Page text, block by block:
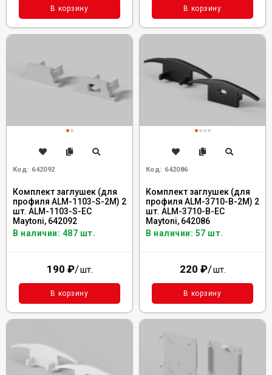
В корзину В корзину
Код: 642092
Комплект заглушек (для
профиля ALM-1103-S-2M) 2
шт. ALM-1103-S-EC
Maytoni, 642092
В наличии: 487 шт.
190 ₽/шт.
В корзину
Код: 642086
Комплект заглушек (для
профиля ALM-3710-B-2M) 2
шт. ALM-3710-B-EC
Maytoni, 642086
В наличии: 57 шт.
220 ₽/шт.
В корзину